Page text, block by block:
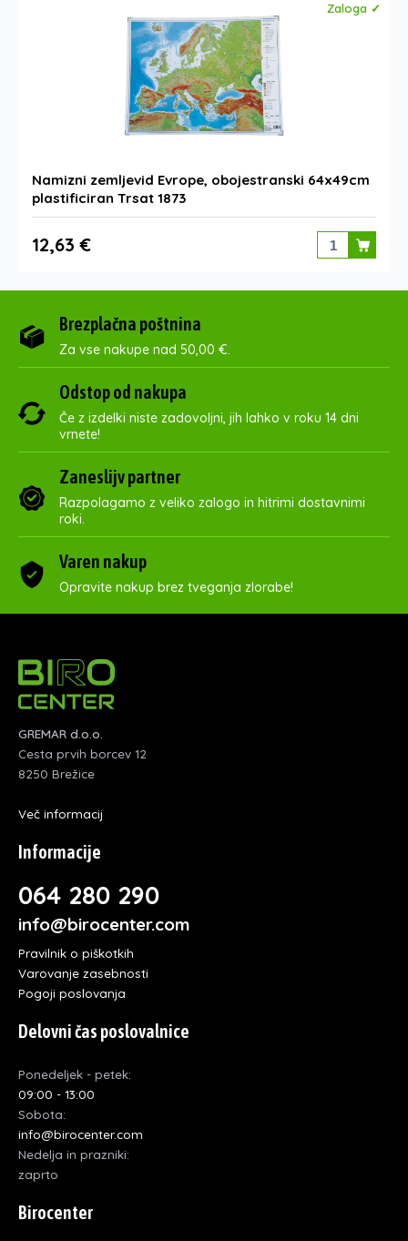
Zaloga ✓
Namizni zemljevid Evrope, obojestranski 64x49cm
plastificiran Trsat 1873
12,63 €
Brezplačna poštnina
Za vse nakupe nad 50,00 €.
Odstop od nakupa
Če z izdelki niste zadovoljni, jih lahko v roku 14 dni
vrnete!
Zaneslijv partner
Razpolagamo z veliko zalogo in hitrimi dostavnimi
roki.
Varen nakup
Opravite nakup brez tveganja zlorabe!
GREMAR d.o.o.
Cesta prvih borcev 12
8250 Brežice
Več informacij
Informacije
064 280 290
info@birocenter.com
Pravilnik o piškotkih
Varovanje zasebnosti
Pogoji poslovanja
Delovni čas poslovalnice
Ponedeljek - petek:
09:00 - 13:00
Sobota:
info@birocenter.com
Nedelja in prazniki:
zaprto
Birocenter